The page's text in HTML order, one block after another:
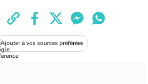
Ajouter à vos sources préférées